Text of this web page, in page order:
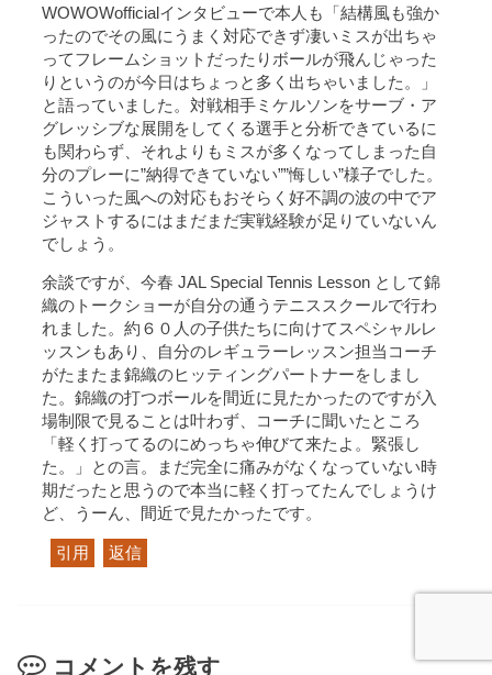
WOWOWofficialインタビューで本人も「結構風も強か
ったのでその風にうまく対応できず凄いミスが出ちゃ
ってフレームショットだったりボールが飛んじゃった
りというのが今日はちょっと多く出ちゃいました。」
と語っていました。対戦相手ミケルソンをサーブ・ア
グレッシブな展開をしてくる選手と分析できているに
も関わらず、それよりもミスが多くなってしまった自
分のプレーに”納得できていない””悔しい”様子でした。
こういった風への対応もおそらく好不調の波の中でア
ジャストするにはまだまだ実戦経験が足りていないん
でしょう。
余談ですが、今春 JAL Special Tennis Lesson として錦
織のトークショーが自分の通うテニススクールで行わ
れました。約６０人の子供たちに向けてスペシャルレ
ッスンもあり、自分のレギュラーレッスン担当コーチ
がたまたま錦織のヒッティングパートナーをしまし
た。錦織の打つボールを間近に見たかったのですが入
場制限で見ることは叶わず、コーチに聞いたところ
「軽く打ってるのにめっちゃ伸びて来たよ。緊張し
た。」との言。まだ完全に痛みがなくなっていない時
期だったと思うので本当に軽く打ってたんでしょうけ
ど、うーん、間近で見たかったです。
引用 返信
コメントを残す